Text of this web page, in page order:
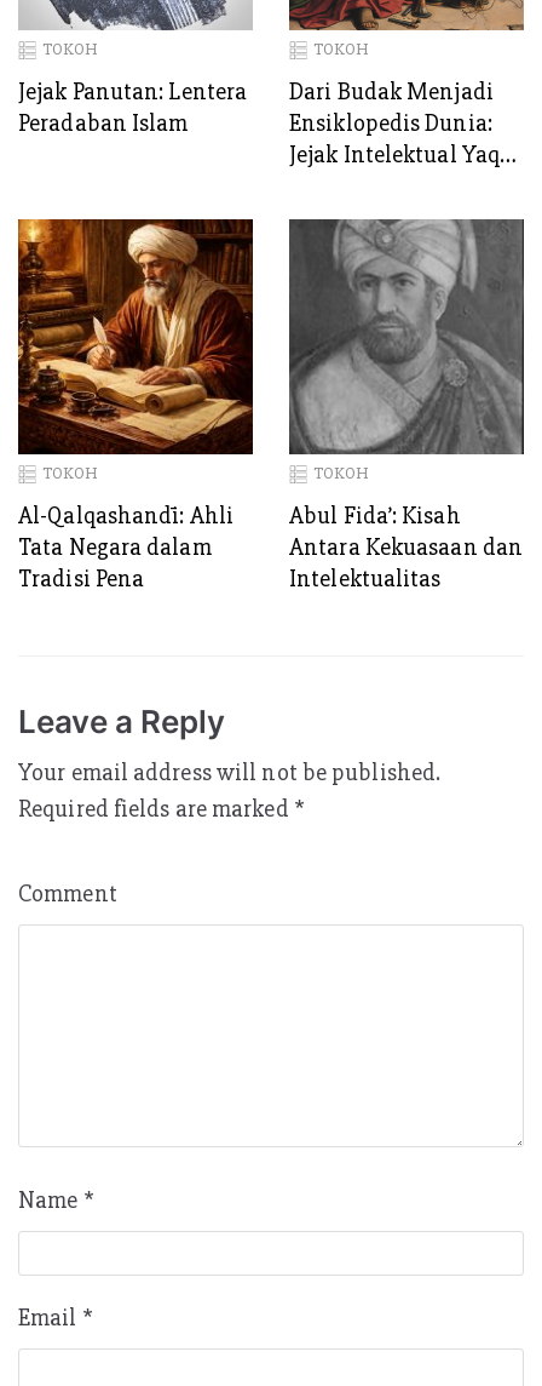
TOKOH
Jejak Panutan: Lentera
Peradaban Islam
TOKOH
Dari Budak Menjadi
Ensiklopedis Dunia:
Jejak Intelektual Yaqut
TOKOH
Al-Qalqashandī: Ahli
Tata Negara dalam
Tradisi Pena
TOKOH
Abul Fida’: Kisah
Antara Kekuasaan dan
Intelektualitas
Leave a Reply
Your email address will not be published.
Required fields are marked *
Comment
Name *
Email *